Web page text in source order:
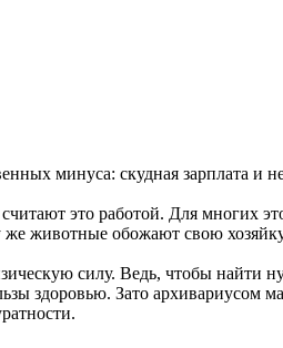
минуса: скудная зарплата и
это работой. Для многих
животные обожают свою
силу. Ведь, чтобы найти
здоровью. Зато архивариусом